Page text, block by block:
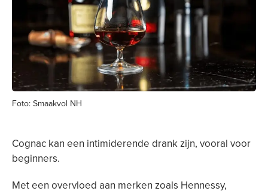
Foto: Smaakvol NH
Cognac kan een intimiderende drank zijn, vooral voor
beginners.
Met een overvloed aan merken zoals Hennessy,